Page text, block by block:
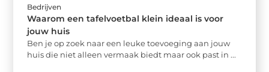
Bedrijven
Waarom een tafelvoetbal klein ideaal is voor
jouw huis
Ben je op zoek naar een leuke toevoeging aan jouw
huis die niet alleen vermaak biedt maar ook past in ...